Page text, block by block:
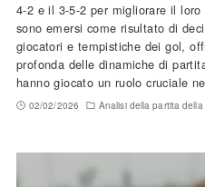
4-2 e il 3-5-2 per migliorare il
sono emersi come risultato di
giocatori e tempistiche dei gol,
profonda delle dinamiche di
hanno giocato un ruolo cruciale
02/02/2026 Analisi della partita